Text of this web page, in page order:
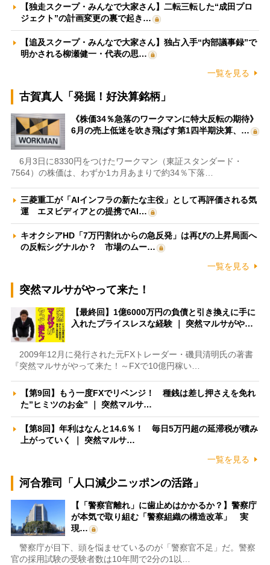
【独走スクープ・みんなで大家さん】二転三転した“成田プロ
ジェクト”の計画変更の裏で起き…
【追及スクープ・みんなで大家さん】独占入手“内部議事録”で
明かされる柳瀬健一・代表の思…
一覧を見る
古賀真人「発掘！好決算銘柄」
《株価34％急落のワークマンに特大反転の期待》
6月の売上低迷を吹き飛ばす第1四半期決算、…
6月3日に8330円をつけたワークマン（東証スタンダード・
7564）の株価は、わずか1カ月あまりで約34％下落…
三菱重工が「AIインフラの新たな主役」として再評価される気
運 エヌビディアとの提携でAI…
キオクシアHD「7万円割れからの急反発」は再びの上昇局面へ
の反転シグナルか？ 市場のムー…
一覧を見る
突然マルサがやって来た！
【最終回】1億6000万円の負債と引き換えに手に
入れたプライスレスな経験 ｜ 突然マルサがや…
2009年12月に発行された元FXトレーダー・磯貝清明氏の著書
『突然マルサがやって来た！～FXで10億円稼い…
【第9回】もう一度FXでリベンジ！ 種銭は差し押さえを免れ
た”ヒミツのお金” ｜ 突然マルサ…
【第8回】年利はなんと14.6％！ 毎日5万円超の延滞税が積み
上がっていく ｜ 突然マルサ…
一覧を見る
河合雅司「人口減少ニッポンの活路」
【「警察官離れ」に歯止めはかかるか？】警察庁
が本気で取り組む「警察組織の構造改革」 実
現…
警察庁が目下、頭を悩ませているのが「警察官不足」だ。警察
官の採用試験の受験者数は10年間で2分の1以…